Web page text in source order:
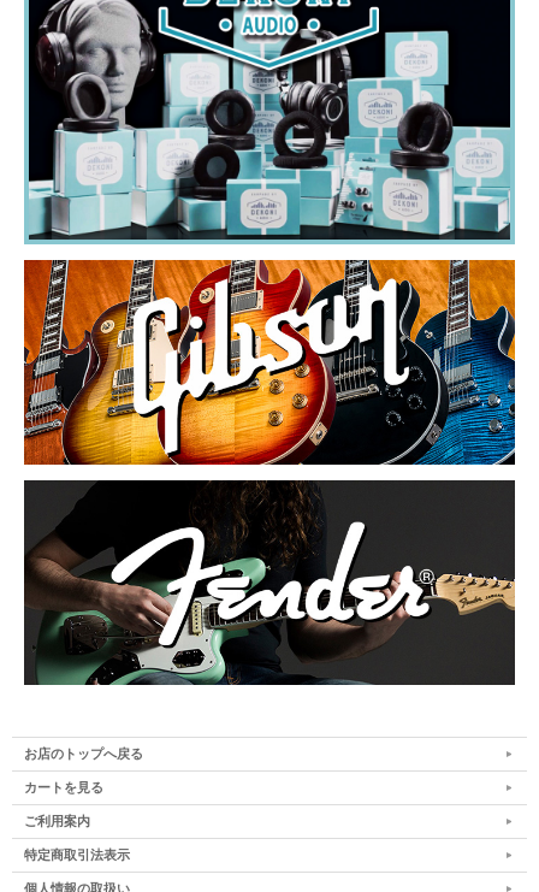
お店のトップへ戻る
カートを見る
ご利用案内
特定商取引法表示
個人情報の取扱い